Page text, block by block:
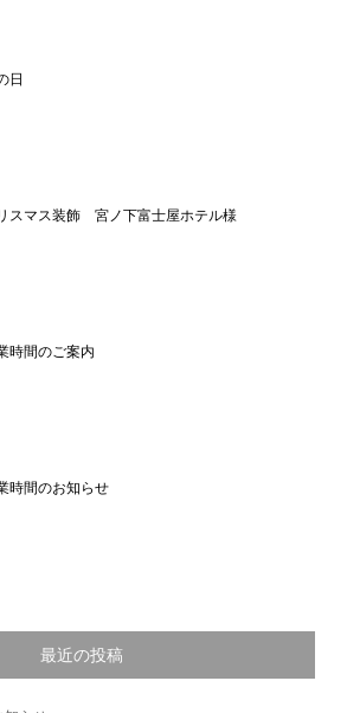
日
スマス装飾 宮ノ下富士屋ホテル様
時間のご案内
時間のお知らせ
最近の投稿